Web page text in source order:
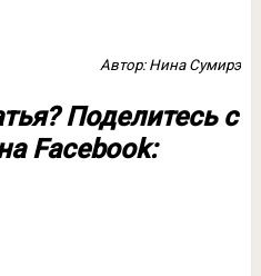
Автор: Нина Сумирэ
Поделитесь с
Facebook: